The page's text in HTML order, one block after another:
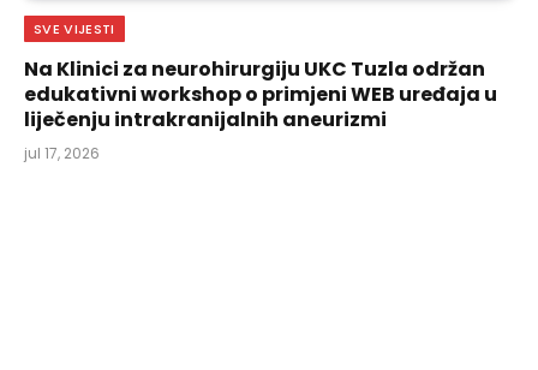
SVE VIJESTI
Na Klinici za neurohirurgiju UKC Tuzla održan
edukativni workshop o primjeni WEB uređaja u
liječenju intrakranijalnih aneurizmi
jul 17, 2026